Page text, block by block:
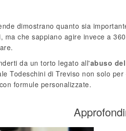
dimostrano quanto sia
ma che sappiano agire invece a
da un torto legato all'abuso
Todeschini di Treviso non solo
formule personalizzate.